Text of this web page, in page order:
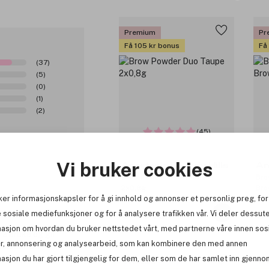
Vi bruker cookies
informasjonskapsler for å gi innhold og annonser et personlig preg, for
sosiale mediefunksjoner og for å analysere trafikken vår. Vi deler
om hvordan du bruker nettstedet vårt, med partnerne våre innen
annonsering og analysearbeid, som kan kombinere den med annen
du har gjort tilgjengelig for dem, eller som de har samlet inn
Premium
Få 105 kr bonus
(45)
Anastasia Beverly Hills
Brow Powder Duo Taupe
349 kr
Få
Premium
(37)
(5)
(0)
(1)
(2)
2 negative
bruke og gir
En
og tviler på